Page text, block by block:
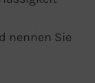
nennen Sie